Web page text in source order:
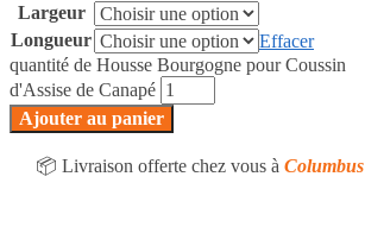
Largeur
Longueur
Effacer
quantité de Housse Bourgogne pour Coussin
d'Assise de Canapé
Ajouter au panier
📦 Livraison offerte chez vous à Columbus